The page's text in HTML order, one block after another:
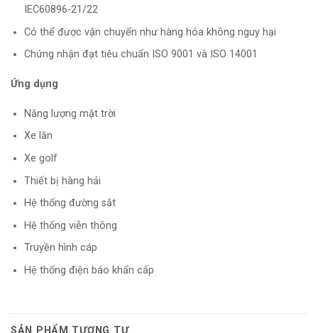
IEC60896-21/22
Có thể được vận chuyển như hàng hóa không nguy hại
Chứng nhận đạt tiêu chuẩn ISO 9001 và ISO 14001
Ứng dụng
Năng lượng mặt trời
Xe lăn
Xe golf
Thiết bị hàng hải
Hệ thống đường sắt
Hệ thống viễn thông
Truyền hình cáp
Hệ thống điện báo khẩn cấp
SẢN PHẨM TƯƠNG TỰ